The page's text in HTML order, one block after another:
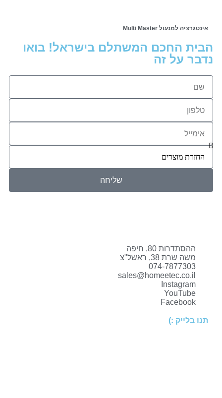
אינטגרציה למנעול Multi Master
הבית החכם המשתלם בישראל! בואו
נדבר על זה
שליחה
ההסתדרות 80, חיפה
משה שרת 38, ראשל"צ
074-7877303
sales@homeetec.co.il
Instagram
YouTube
Facebook
תנו בלייק :)